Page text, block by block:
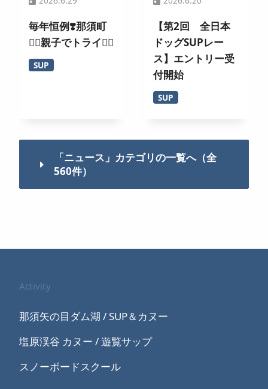
毎年恒例❣️那須町
🏄‍♀️親子でトライ🚣‍♂️
SUP
【第2回 全日本
ドッグSUPレー
ス】エントリー受
付開始
SUP
「ニュース」カテゴリの一覧へ（全
560件）
Activity
那須矢の目ダム湖 / SUP＆カヌー
塩原渓谷 カヌー / 遊覧サップ
スノーボードスクール